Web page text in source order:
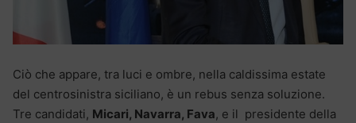
Ciò che appare, tra luci e ombre, nella caldissima estate
del centrosinistra siciliano, è un rebus senza soluzione.
Tre candidati, Micari, Navarra, Fava, e il presidente della